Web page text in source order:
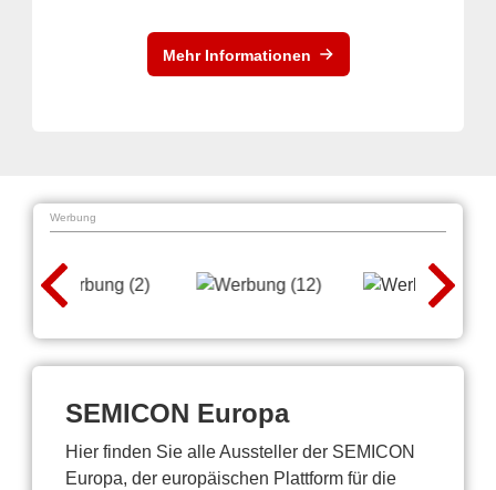
Mehr Informationen
Werbung
SEMICON Europa
Hier finden Sie alle Aussteller der SEMICON
Europa, der europäischen Plattform für die